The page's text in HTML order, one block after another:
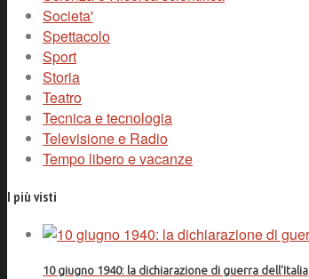
Societa'
Spettacolo
Sport
Storia
Teatro
Tecnica e tecnologia
Televisione e Radio
Tempo libero e vacanze
I più visti
10 giugno 1940: la dichiarazione di guerra dell'Italia